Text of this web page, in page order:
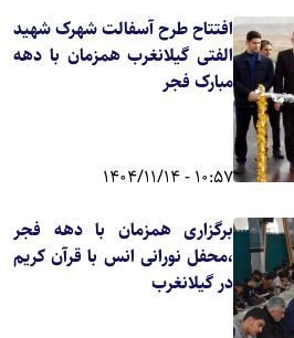
افتتاح طرح آسفالت شهرک شهید
الفتی گیلانغرب همزمان با دهه
مبارک فجر
10:57 - 1404/11/14
برگزاری همزمان با دهه فجر
،محفل نورانی انس با قرآن کریم
در گیلانغرب